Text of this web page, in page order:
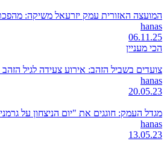
המועצה האזורית עמק יזרעאל משיקה:
hanas
06.11.25
הכי מעניין
צועדים בשביל הזהב: אירוע צעידה לגיל
hanas
20.05.23
מגדל העמק: חוגגים את "יום הניצחון על
hanas
13.05.23